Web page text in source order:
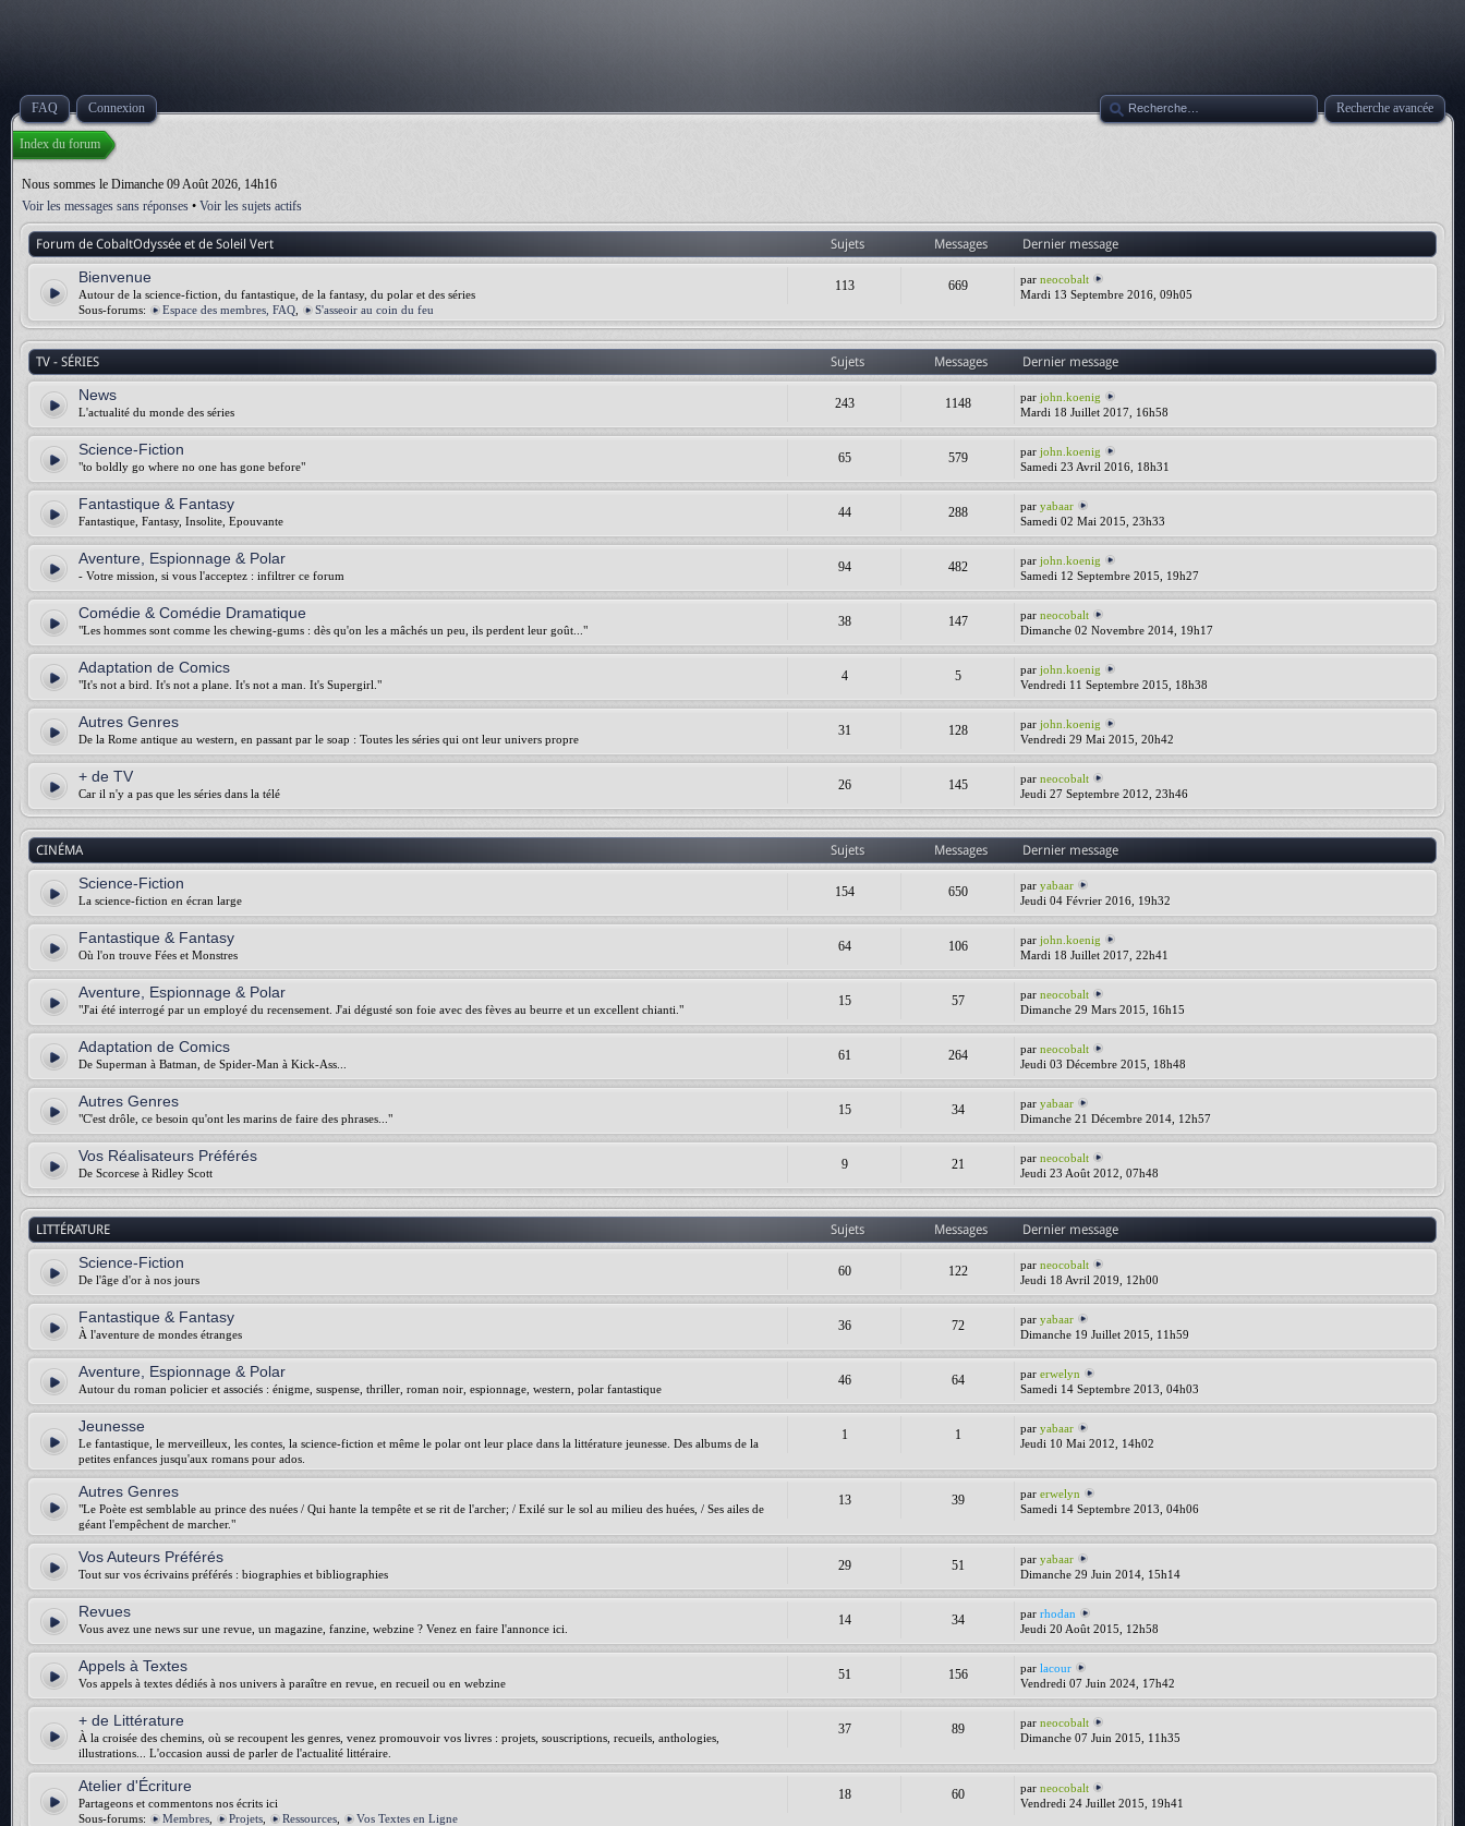
FAQ Connexion Recherche avancée
Index du forum
Nous sommes le Dimanche 09 Août 2026, 14h16
Voir les messages sans réponses • Voir les sujets actifs
Forum de CobaltOdyssée et de Soleil Vert Sujets Messages Dernier message
Bienvenue
Autour de la science-fiction, du fantastique, de la fantasy, du polar et des séries
Sous-forums:
Espace des membres, FAQ S'asseoir au coin du feu
113 669 parneocobalt
Mardi 13 Septembre 2016, 09h05
TV - SÉRIES Sujets Messages Dernier message
News
L'actualité du monde des séries
243 1148 parjohn.koenig
Mardi 18 Juillet 2017, 16h58
Science-Fiction
"to boldly go where no one has gone before"
65 579 parjohn.koenig
Samedi 23 Avril 2016, 18h31
Fantastique & Fantasy
Fantastique, Fantasy, Insolite, Epouvante
44 288 paryabaar
Samedi 02 Mai 2015, 23h33
Aventure, Espionnage & Polar
- Votre mission, si vous l'acceptez : infiltrer ce forum
94 482 parjohn.koenig
Samedi 12 Septembre 2015, 19h27
Comédie & Comédie Dramatique
"Les hommes sont comme les chewing-gums : dès qu'on les a mâchés un peu, ils perdent leur goût..."
38 147 parneocobalt
Dimanche 02 Novembre 2014, 19h17
Adaptation de Comics
"It's not a bird. It's not a plane. It's not a man. It's Supergirl."
4 5 parjohn.koenig
Vendredi 11 Septembre 2015, 18h38
Autres Genres
De la Rome antique au western, en passant par le soap : Toutes les séries qui ont leur univers propre
31 128 parjohn.koenig
Vendredi 29 Mai 2015, 20h42
+ de TV
Car il n'y a pas que les séries dans la télé
26 145 parneocobalt
Jeudi 27 Septembre 2012, 23h46
CINÉMA Sujets Messages Dernier message
Science-Fiction
La science-fiction en écran large
154 650 paryabaar
Jeudi 04 Février 2016, 19h32
Fantastique & Fantasy
Où l'on trouve Fées et Monstres
64 106 parjohn.koenig
Mardi 18 Juillet 2017, 22h41
Aventure, Espionnage & Polar
"J'ai été interrogé par un employé du recensement. J'ai dégusté son foie avec des fèves au beurre et un excellent chianti."
15 57 parneocobalt
Dimanche 29 Mars 2015, 16h15
Adaptation de Comics
De Superman à Batman, de Spider-Man à Kick-Ass...
61 264 parneocobalt
Jeudi 03 Décembre 2015, 18h48
Autres Genres
"C'est drôle, ce besoin qu'ont les marins de faire des phrases..."
15 34 paryabaar
Dimanche 21 Décembre 2014, 12h57
Vos Réalisateurs Préférés
De Scorcese à Ridley Scott
9 21 parneocobalt
Jeudi 23 Août 2012, 07h48
LITTÉRATURE Sujets Messages Dernier message
Science-Fiction
De l'âge d'or à nos jours
60 122 parneocobalt
Jeudi 18 Avril 2019, 12h00
Fantastique & Fantasy
À l'aventure de mondes étranges
36 72 paryabaar
Dimanche 19 Juillet 2015, 11h59
Aventure, Espionnage & Polar
Autour du roman policier et associés : énigme, suspense, thriller, roman noir, espionnage, western, polar fantastique
46 64 parerwelyn
Samedi 14 Septembre 2013, 04h03
Jeunesse
Le fantastique, le merveilleux, les contes, la science-fiction et même le polar ont leur place dans la littérature jeunesse. Des albums de la
petites enfances jusqu'aux romans pour ados.
1 1 paryabaar
Jeudi 10 Mai 2012, 14h02
Autres Genres
"Le Poète est semblable au prince des nuées / Qui hante la tempête et se rit de l'archer; / Exilé sur le sol au milieu des huées, / Ses ailes de
géant l'empêchent de marcher."
13 39 parerwelyn
Samedi 14 Septembre 2013, 04h06
Vos Auteurs Préférés
Tout sur vos écrivains préférés : biographies et bibliographies
29 51 paryabaar
Dimanche 29 Juin 2014, 15h14
Revues
Vous avez une news sur une revue, un magazine, fanzine, webzine ? Venez en faire l'annonce ici.
14 34 parrhodan
Jeudi 20 Août 2015, 12h58
Appels à Textes
Vos appels à textes dédiés à nos univers à paraître en revue, en recueil ou en webzine
51 156 parlacour
Vendredi 07 Juin 2024, 17h42
+ de Littérature
À la croisée des chemins, où se recoupent les genres, venez promouvoir vos livres : projets, souscriptions, recueils, anthologies,
illustrations... L'occasion aussi de parler de l'actualité littéraire.
37 89 parneocobalt
Dimanche 07 Juin 2015, 11h35
Atelier d'Écriture
Partageons et commentons nos écrits ici
Sous-forums:
Membres Projets Ressources Vos Textes en Ligne
18 60 parneocobalt
Vendredi 24 Juillet 2015, 19h41